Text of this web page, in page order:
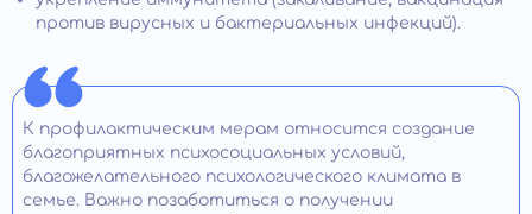
против вирусных и бактериальных инфекций).
К профилактическим мерам относится создание
благоприятных психосоциальных условий,
благожелательного психологического климата в
семье. Важно позаботиться о получении